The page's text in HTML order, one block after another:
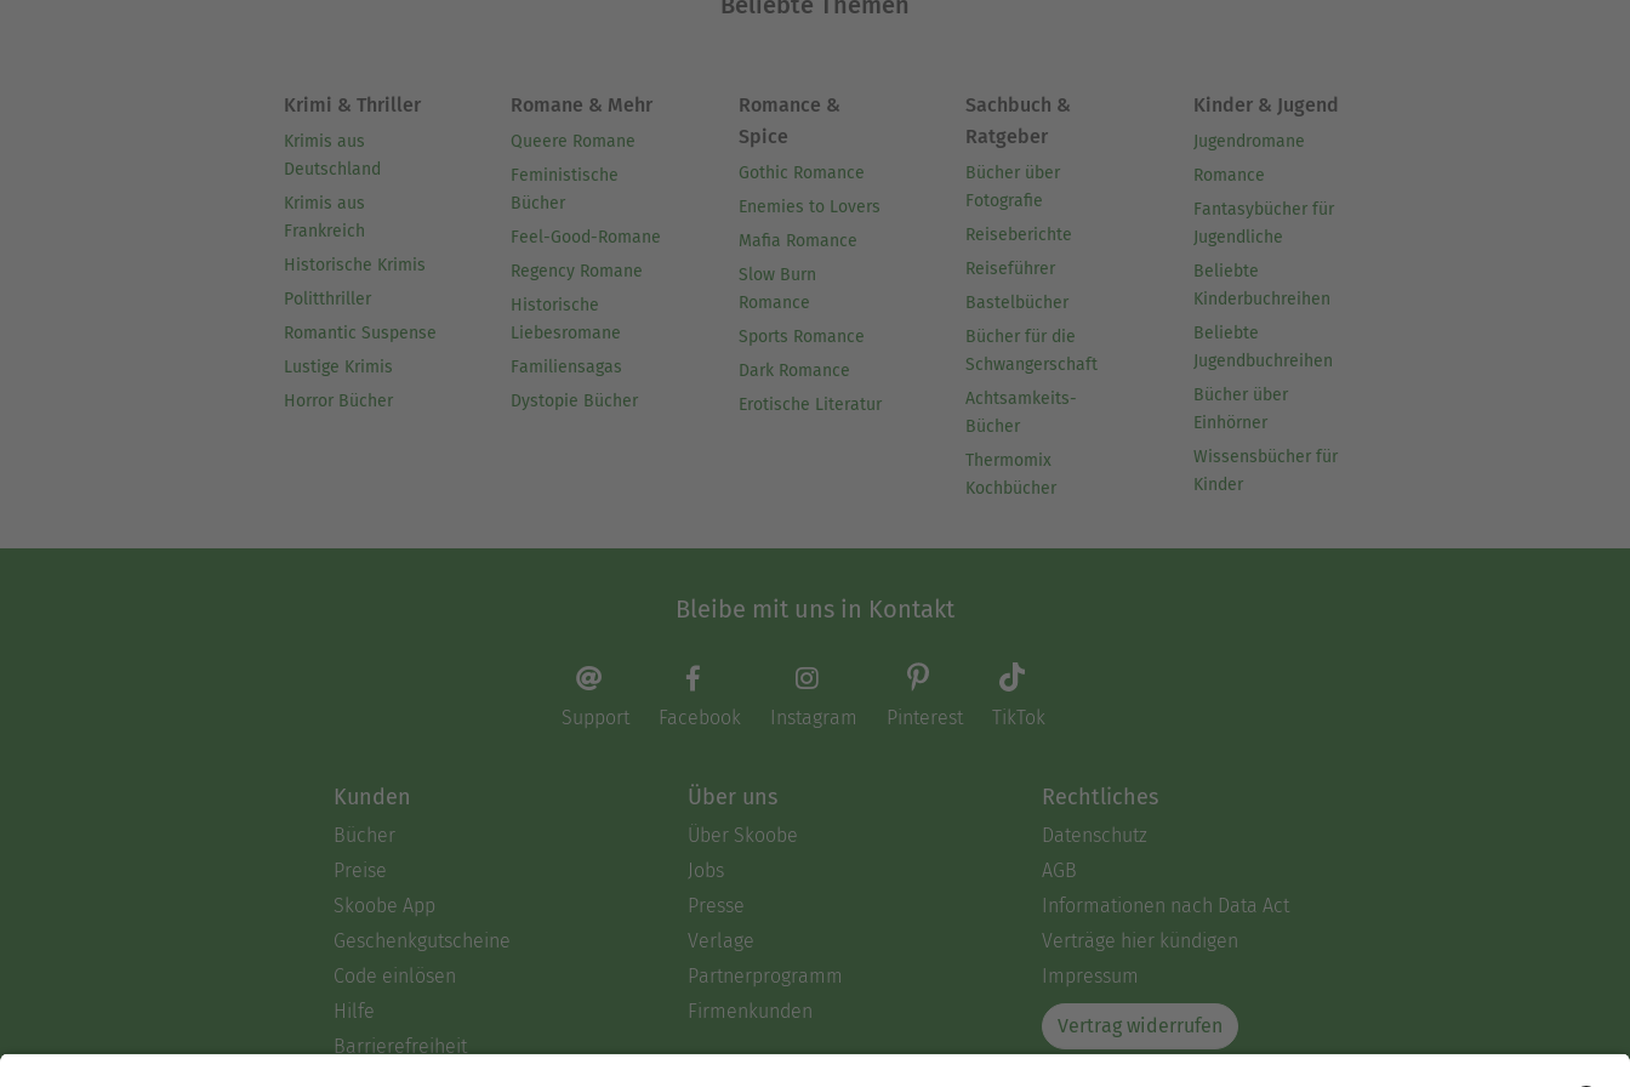
Krimi & Thriller
Krimis aus
Deutschland
Krimis aus
Frankreich
Historische Krimis
Politthriller
Romantic Suspense
Lustige Krimis
Horror Bücher
Romane & Mehr
Queere Romane
Feministische
Bücher
Feel-Good-Romane
Regency Romane
Historische
Liebesromane
Familiensagas
Dystopie Bücher
Romance &
Spice
Gothic Romance
Enemies to Lovers
Mafia Romance
Slow Burn
Romance
Sports Romance
Dark Romance
Erotische Literatur
Sachbuch &
Ratgeber
Bücher über
Fotografie
Reiseberichte
Reiseführer
Bastelbücher
Bücher für die
Schwangerschaft
Achtsamkeits-
Bücher
Thermomix
Kochbücher
Kinder & Jugend
Jugendromane
Romance
Fantasybücher für
Jugendliche
Beliebte
Kinderbuchreihen
Beliebte
Jugendbuchreihen
Bücher über
Einhörner
Wissensbücher für
Kinder
Bleibe mit uns in Kontakt
Support Facebook Instagram Pinterest TikTok
Kunden
Bücher
Preise
Skoobe App
Geschenkgutscheine
Code einlösen
Hilfe
Barrierefreiheit
Über uns
Über Skoobe
Jobs
Presse
Verlage
Partnerprogramm
Firmenkunden
Rechtliches
Datenschutz
AGB
Informationen nach Data Act
Verträge hier kündigen
Impressum
Vertrag widerrufen